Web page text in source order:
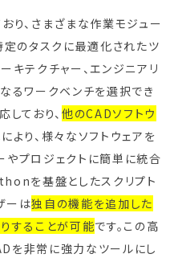
り、さまざまな作業モジュー
のタスクに最適化されたツ
キテクチャー、エンジニアリ
るワークベンチを選択でき
しており、他のCADソフトウ
により、様々なソフトウェアを
やプロジェクトに簡単に統合
を基盤としたスクリプト
ーは独自の機能を追加した
することが可能です。この高
を非常に強力なツールにし